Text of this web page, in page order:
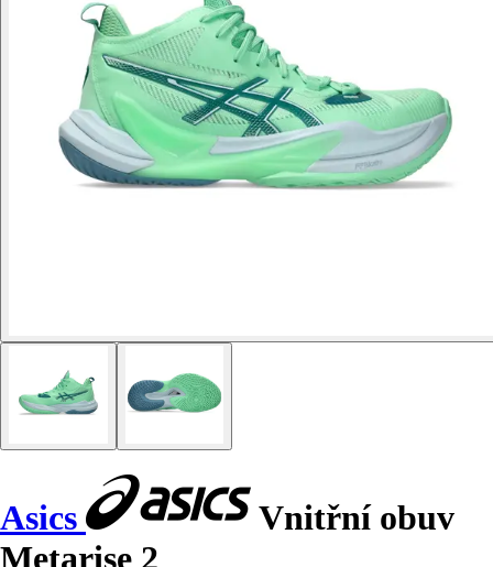
Asics
Vnitřní obuv
Metarise 2